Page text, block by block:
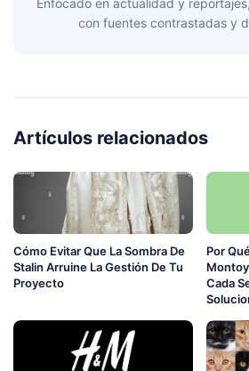
con fuentes contrastadas y
Artículos relacionados
Cómo Evitar Que La Sombra De
Stalin Arruine La Gestión De Tu
Proyecto
Por
Cada